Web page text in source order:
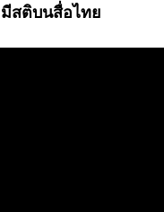
มีสติบนสื่อไทย